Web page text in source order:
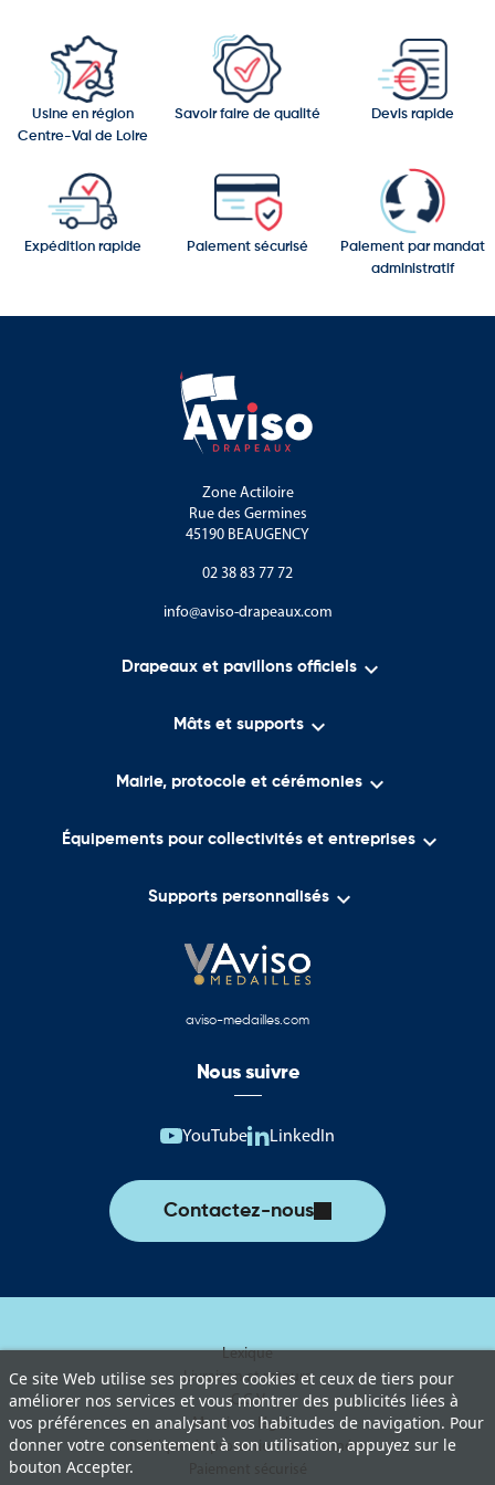
Fabrication personnalisable selon les besoins
Usine en région
Centre-Val de Loire
Savoir faire de qualité Devis rapide
Expédition rapide Paiement sécurisé
Paiement par mandat
administratif
Zone Actiloire
Rue des Germines
45190 BEAUGENCY
02 38 83 77 72
info@aviso-drapeaux.com
Drapeaux et pavillons officiels 
Mâts et supports 
Mairie, protocole et cérémonies 
Équipements pour collectivités et entreprises 
Supports personnalisés 
Ce site Web utilise ses propres cookies et ceux de tiers pour
améliorer nos services et vous montrer des publicités liées à
vos préférences en analysant vos habitudes de navigation. Pour
donner votre consentement à son utilisation, appuyez sur le
bouton Accepter.
aviso-medailles.com
Nous suivre
YouTube LinkedIn
Contactez-nous
Lexique
Livraison et retours
C.G.V
Mentions légales
Politique de protection des données